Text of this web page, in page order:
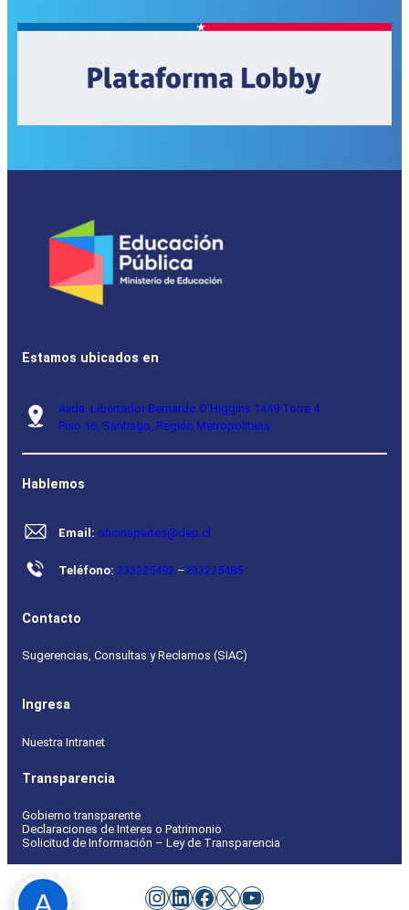
Estamos ubicados en
Avda. Libertador Bernardo O’Higgins 1449 Torre 4
Piso 16, Santiago, Región Metropolitana.
Hablemos
Email: oficinapartes@dep.cl
Teléfono: 233225492 –233225485
Contacto
Sugerencias, Consultas y Reclamos (SIAC)
Ingresa
Nuestra Intranet
Transparencia
Gobierno transparente
Declaraciones de Interes o Patrimonio
Solicitud de Información – Ley de Transparencia
Instagram
LinkedIn
Facebook
X YouTube
A